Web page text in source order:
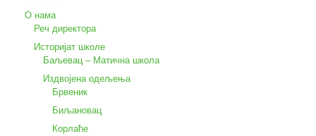
О нама
Реч директора
Историјат школе
Баљевац – Матична школа
Издвојена одељења
Брвеник
Биљановац
Корлаће